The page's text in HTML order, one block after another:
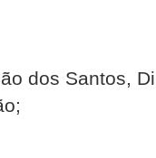
dos Santos,